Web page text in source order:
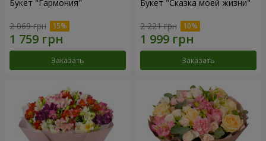
Букет "Гармония"
2 069 грн
Заказать
Букет "Сказка моей жизни"
2 221 грн
Заказать